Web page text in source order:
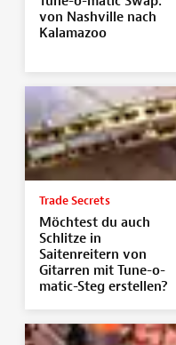
von Nashville nach
Kalamazoo
Trade Secrets
Möchtest du auch
Schlitze in
Saitenreitern von
Gitarren mit Tune-o-
matic-Steg erstellen?